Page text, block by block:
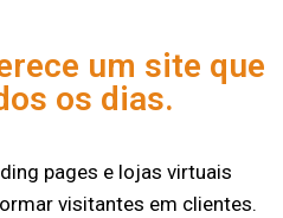
um site que
os dias.
pages e lojas virtuais
visitantes em clientes.